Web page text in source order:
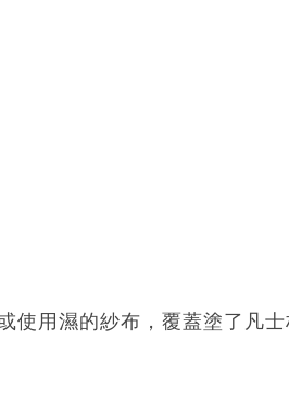
使用濕的紗布，覆蓋塗了凡